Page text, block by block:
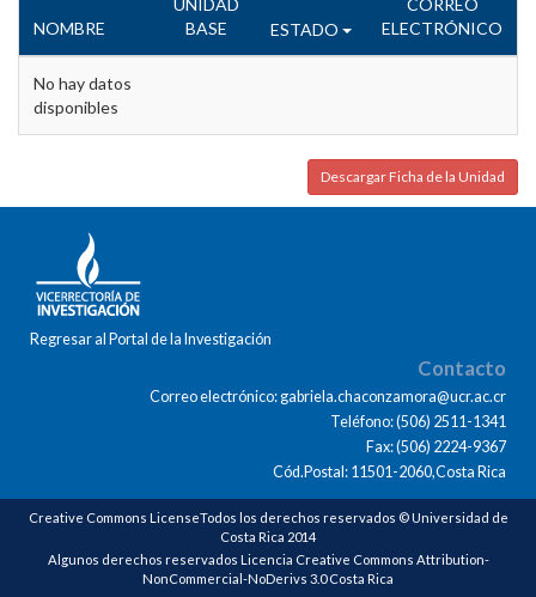
NOMBRE
UNIDAD
BASE
ESTADO
CORREO
ELECTRÓNICO
No hay datos
disponibles
Descargar Ficha de la Unidad
Regresar al Portal de la Investigación
Contacto
Correo electrónico: gabriela.chaconzamora@ucr.ac.cr
Teléfono: (506) 2511-1341
Fax: (506) 2224-9367
Cód.Postal: 11501-2060,Costa Rica
Creative Commons LicenseTodos los derechos reservados © Universidad de
Costa Rica 2014
Algunos derechos reservados Licencia Creative Commons Attribution-
NonCommercial-NoDerivs 3.0 Costa Rica